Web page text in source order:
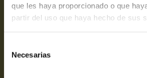
que les haya proporcionado o que
partir del uso que haya hecho de sus
Necesarias© Gesteatral del